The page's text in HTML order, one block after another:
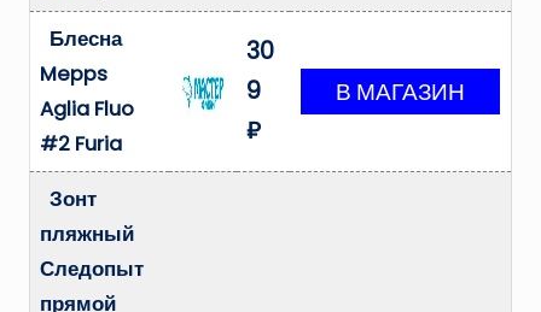
Блесна
Mepps
Aglia Fluo
#2 Furia
30
9
₽
Зонт
пляжный
Следопыт
прямой